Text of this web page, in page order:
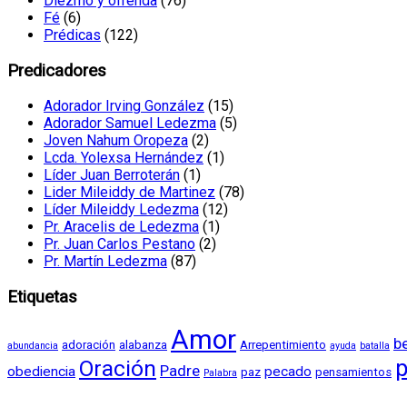
Fé (6)
Prédicas (122)
Predicadores
Adorador Irving González (15)
Adorador Samuel Ledezma (5)
Joven Nahum Oropeza (2)
Lcda. Yolexsa Hernández (1)
Líder Juan Berroterán (1)
Lider Mileiddy de Martinez (78)
Líder Mileiddy Ledezma (12)
Pr. Aracelis de Ledezma (1)
Pr. Juan Carlos Pestano (2)
Pr. Martín Ledezma (87)
Etiquetas
abundancia adoración alabanza Amor Arrepentimiento ayuda batalla
obediencia Oración Padre Palabra paz pecado pensamientos